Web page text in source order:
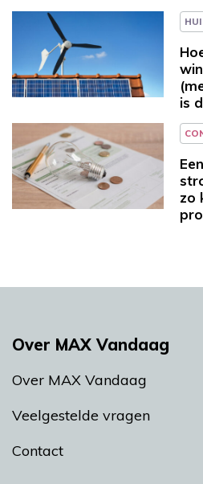
is
zo
Over MAX Vandaag
Over MAX Vandaag
Veelgestelde vragen
Contact